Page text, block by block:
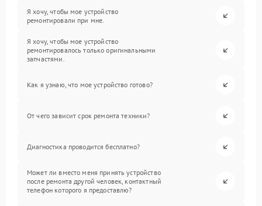
Я хочу, чтобы мое устройство
ремонтировали при мне.
Я хочу, чтобы мое устройство
ремонтировалось только оригинальными
запчастями.
Как я узнаю, что мое устройство готово?
От чего зависит срок ремонта техники?
Диагностика проводится бесплатно?
Может ли вместо меня принять устройство
после ремонта другой человек, контактный
телефон которого я предоставлю?